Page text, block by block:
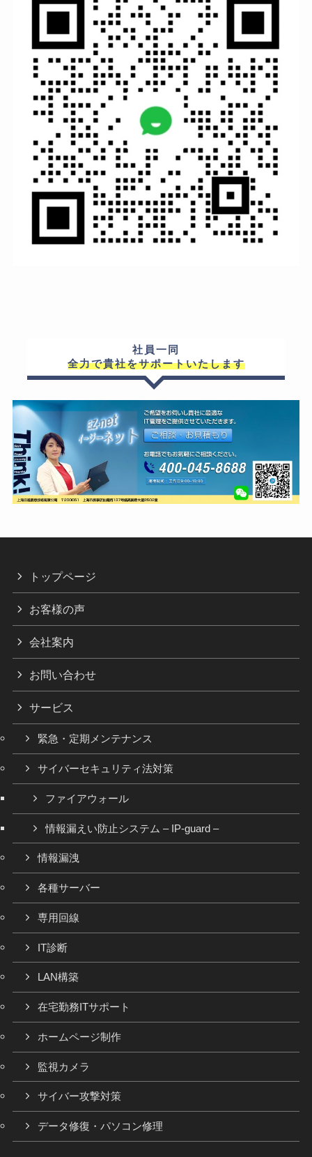
社員一同
全力で貴社をサポートいたします
トップページ
お客様の声
会社案内
お問い合わせ
サービス
緊急・定期メンテナンス
サイバーセキュリティ法対策
ファイアウォール
情報漏えい防止システム – IP-guard –
情報漏洩
各種サーバー
専用回線
IT診断
LAN構築
在宅勤務ITサポート
ホームページ制作
監視カメラ
サイバー攻撃対策
データ修復・パソコン修理